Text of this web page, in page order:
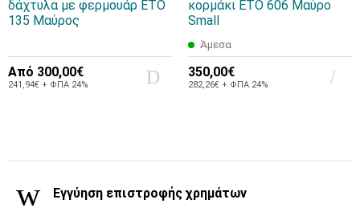
δάχτυλα με φερμουάρ ETO
135 Μαύρος
Από 300,00€
241,94€ + ΦΠΑ 24%
κορμάκι ETO 606 Μαύρο
Small
Άμεσα
350,00€
282,26€ + ΦΠΑ 24%
Εγγύηση επιστροφής χρημάτων